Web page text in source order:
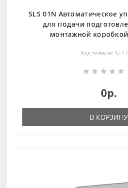
SLS 01N Автоматическое
для подачи
монтажной
Код товара: SLS
0р.
В КОРЗИНУ